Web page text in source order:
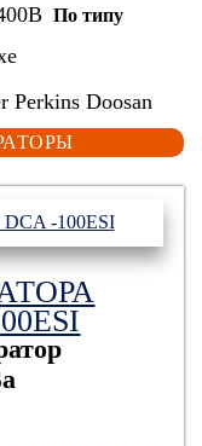
По типу
Perkins Doosan